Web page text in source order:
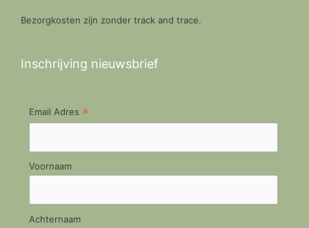
Bezorgkosten zijn zonder track and trace.
Inschrijving nieuwsbrief
Email Adres *
Voornaam
Achternaam